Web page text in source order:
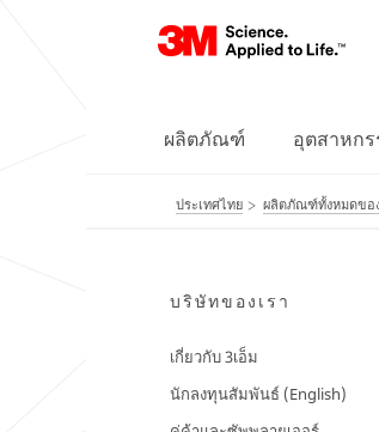
ผลิตภัณฑ์ อุตสาหกร
ประเทศไทย ผลิตภัณฑ์ทั้งหมดขอ
บริษัทของเรา
เกี่ยวกับ 3เอ็ม
นักลงทุนสัมพันธ์ (English)